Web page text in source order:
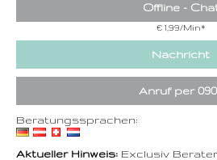
Offline -
€ 1,99/Min*
Nachricht
Anruf per
Beratungssprachen:
Aktueller Hinweis: Exclusiv